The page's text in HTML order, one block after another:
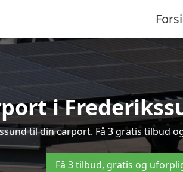
i
til din carport. Få 3 gratis tilbud
Få 3 tilbud, gratis og